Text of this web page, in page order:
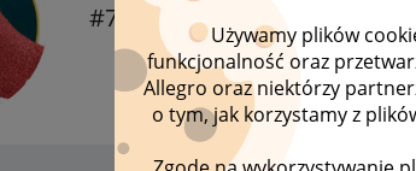
Używamy plików
funkcjonalność oraz
Allegro oraz niektórzy
o tym, jak korzystamy z
#7 Wielbiciel